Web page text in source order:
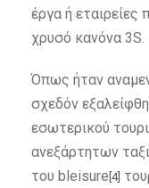
έργα ή
χρυσό κανόνα 3S.
Όπως ήταν
σχεδόν
εσωτερικού
ανεξάρτητων
του bleisure [4]